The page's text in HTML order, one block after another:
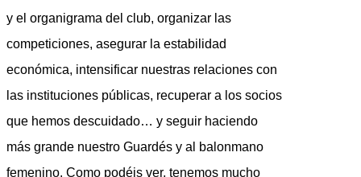
y el organigrama del club, organizar las
competiciones, asegurar la estabilidad
económica, intensificar nuestras relaciones con
las instituciones públicas, recuperar a los socios
que hemos descuidado… y seguir haciendo
más grande nuestro Guardés y al balonmano
femenino. Como podéis ver, tenemos mucho